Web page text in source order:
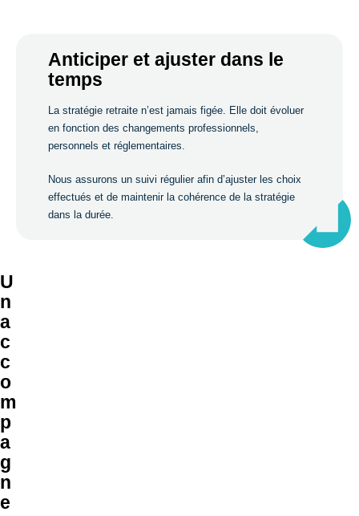
Anticiper et ajuster dans le
temps
La stratégie retraite n’est jamais figée. Elle doit évoluer
en fonction des changements professionnels,
personnels et réglementaires.
Nous assurons un suivi régulier afin d’ajuster les choix
effectués et de maintenir la cohérence de la stratégie
dans la durée.
U
n
a
c
c
o
m
p
a
g
n
e